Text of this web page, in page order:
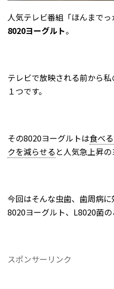
2024年12月
2024年7月
2024年6月
2024年3月
2024年2月
2023年11月
2023年8月
人気テレビ番組「ほんまで
8020ヨーグルト。
テレビで放映される前から
１つです。
その8020ヨーグルトは食べ
クを減らせる と人気急上昇の
今回はそんな虫歯、歯周病
8020ヨーグルト、L8020菌の
スポンサーリンク